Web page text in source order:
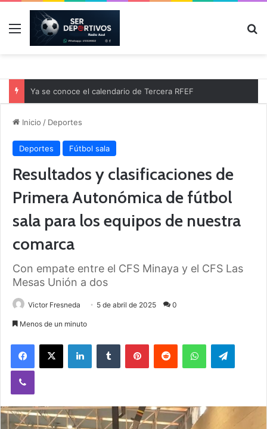
Menú
Ya se conoce el calendario de Tercera RFEF
Inicio / Deportes
Deportes Fútbol sala
Resultados y clasificaciones de
Primera Autonómica de fútbol
sala para los equipos de nuestra
comarca
Con empate entre el CFS Minaya y el CFS Las
Mesas Unión a dos
Victor Fresneda 5 de abril de 2025 0
Menos de un minuto